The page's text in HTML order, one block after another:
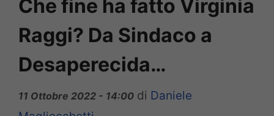
Che fine ha fatto Virginia
Raggi? Da Sindaco a
Desaperecida…
11 Ottobre 2022 - 14:00 di Daniele